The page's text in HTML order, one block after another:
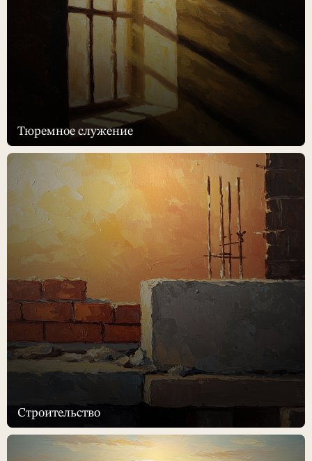
Тюремное служение
Строительство